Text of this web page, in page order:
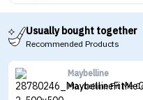
Usually bought together
Recommended Products
Maybelline
Maybelline Fit Me